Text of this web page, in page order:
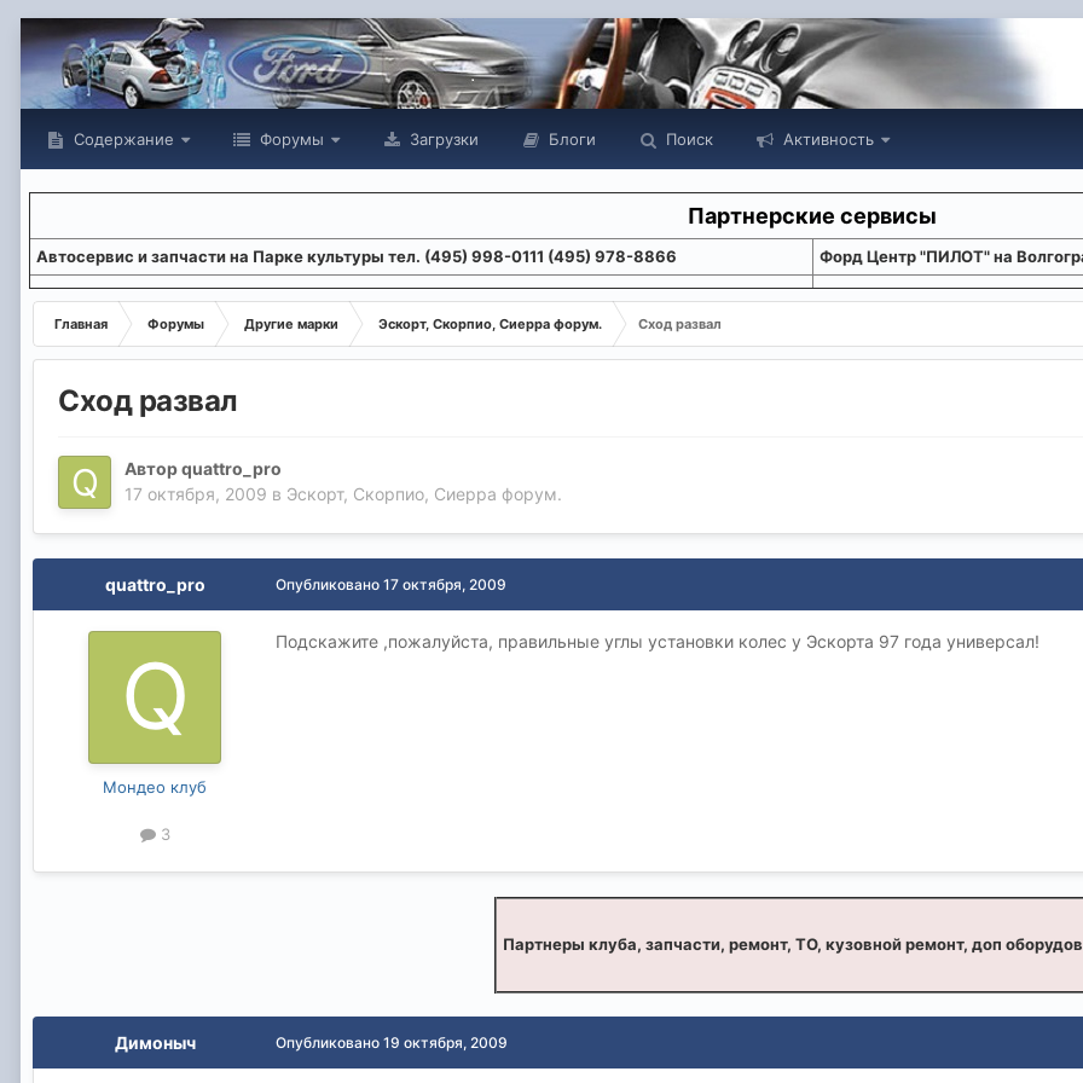
Содержание Форумы Загрузки Блоги Поиск Активность
Партнерские сервисы
Aвтосервис и запчасти на Парке культуры тел. (495) 998-0111 (495) 978-8866 Форд Центр "ПИЛОТ" на
Главная Форумы Другие марки Эскорт, Скорпио, Сиерра форум. Сход развал
Сход развал
Авторquattro_pro
17 октября, 2009 в Эскорт, Скорпио, Сиерра форум.
quattro_pro
Мондео клуб
3
Опубликовано 17 октября, 2009
Подскажите ,пожалуйста, правильные углы установки колес у Эскорта 97 года универсал!
Партнеры клуба, запчасти, ремонт, ТО, кузовной ремонт, доп
Димоныч Опубликовано 19 октября, 2009